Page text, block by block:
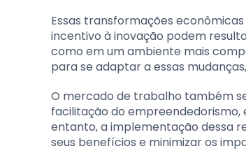
Essas transformações
incentivo à inovação podem
como em um ambiente mais
para se adaptar a essas
O mercado de trabalho também
facilitação do
entanto, a implementação dessa
seus benefícios e minimizar os